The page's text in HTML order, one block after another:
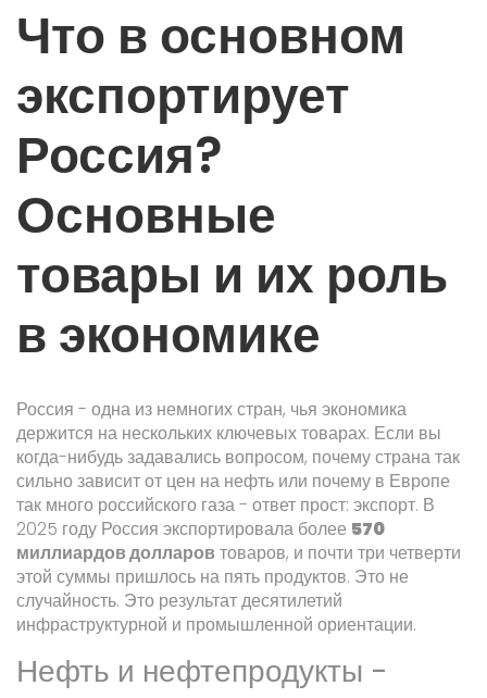
Что в основном
экспортирует
Россия?
Основные
товары и их роль
в экономике
Россия - одна из немногих стран, чья экономика
держится на нескольких ключевых товарах. Если вы
когда-нибудь задавались вопросом, почему страна так
сильно зависит от цен на нефть или почему в Европе
так много российского газа - ответ прост: экспорт. В
2025 году Россия экспортировала более 570
миллиардов долларов товаров, и почти три четверти
этой суммы пришлось на пять продуктов. Это не
случайность. Это результат десятилетий
инфраструктурной и промышленной ориентации.
Нефть и нефтепродукты -